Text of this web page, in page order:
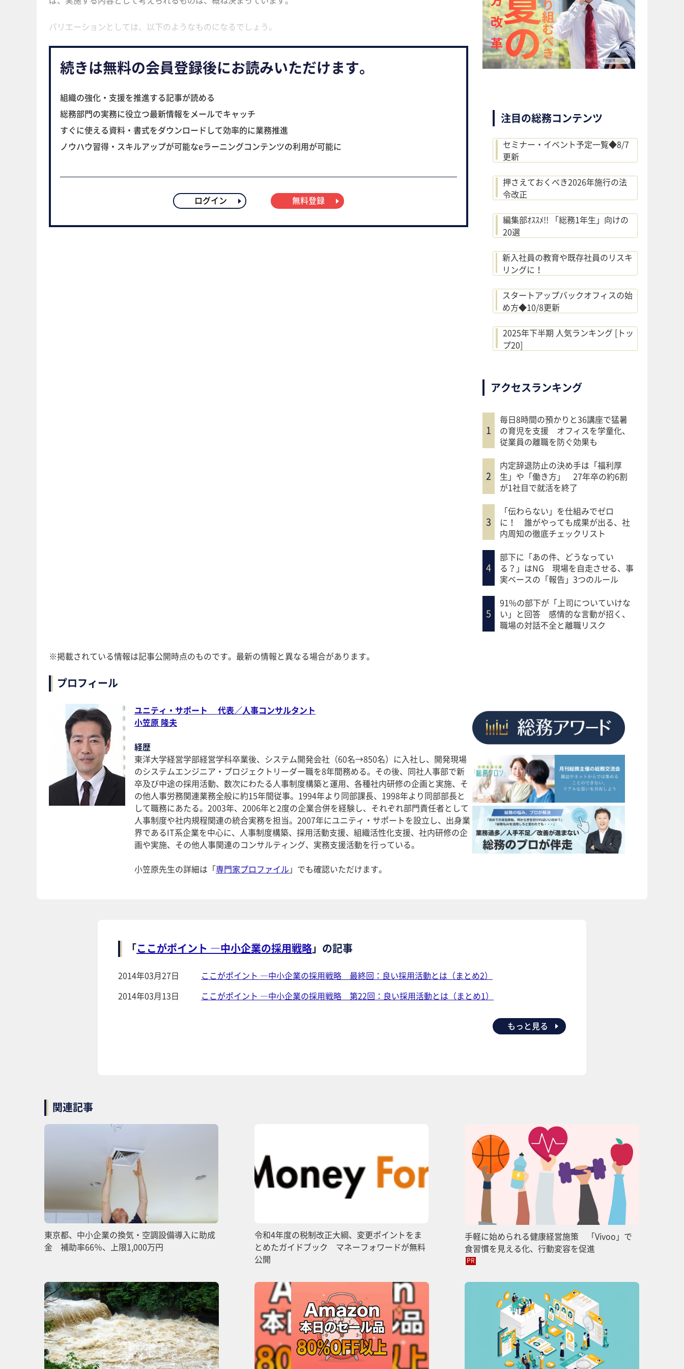
注目の総務コンテンツ
セミナー・イベント予定一覧◆8/7
更新
押さえておくべき2026年施行の法
令改正
編集部ｵｽｽﾒ!! 「総務1年生」向けの
20選
新入社員の教育や既存社員のリスキ
リングに！
スタートアップバックオフィスの始
め方◆10/8更新
2025年下半期 人気ランキング [トッ
プ20]
アクセスランキング
毎日8時間の預かりと36講座で猛暑
の育児を支援 オフィスを学童化、
従業員の離職を防ぐ効果も
内定辞退防止の決め手は「福利厚
生」や「働き方」 27年卒の約6割
が1社目で就活を終了
「伝わらない」を仕組みでゼロ
に！ 誰がやっても成果が出る、社
内周知の徹底チェックリスト
部下に「あの件、どうなってい
る？」はNG 現場を自走させる、事
実ベースの「報告」3つのルール
91%の部下が「上司についていけな
い」と回答 感情的な言動が招く、
職場の対話不全と離職リスク
バリエーションとしては、以下のようなものになるでしょう。
続きは無料の会員登録後にお読みいただけます。
組織の強化・支援を推進する記事が読める
総務部門の実務に役立つ最新情報をメールでキャッチ
すぐに使える資料・書式をダウンロードして効率的に業務推進
ノウハウ習得・スキルアップが可能なeラーニングコンテンツの利用が可能に
ログイン 無料登録
※掲載されている情報は記事公開時点のものです。最新の情報と異なる場合があります。
プロフィール
ユニティ・サポート 代表／人事コンサルタント
小笠原 隆夫
経歴
東洋大学経営学部経営学科卒業後、システム開発会社（60名→850名）に入社し、開発現場
のシステムエンジニア・プロジェクトリーダー職を8年間務める。その後、同社人事部で新
卒及び中途の採用活動、数次にわたる人事制度構築と運用、各種社内研修の企画と実施、そ
の他人事労務関連業務全般に約15年間従事。1994年より同部課長、1998年より同部部長と
して職務にあたる。2003年、2006年と2度の企業合併を経験し、それぞれ部門責任者として
人事制度や社内規程関連の統合実務を担当。2007年にユニティ・サポートを設立し、出身業
界であるIT系企業を中心に、人事制度構築、採用活動支援、組織活性化支援、社内研修の企
画や実施、その他人事関連のコンサルティング、実務支援活動を行っている。
小笠原先生の詳細は「専門家プロファイル 」でも確認いただけます。
「ここがポイント ―中小企業の採用戦略」の記事
2014年03月27日
ここがポイント ―中小企業の採用戦略 最終回：良い採用活動とは（まとめ2）
2014年03月13日
ここがポイント ―中小企業の採用戦略 第22回：良い採用活動とは（まとめ1）
もっと見る
関連記事
東京都、中小企業の換気・空調設備導入に助成
金 補助率66％、上限1,000万円
令和4年度の税制改正大綱、変更ポイントをま
とめたガイドブック マネーフォワードが無料
公開
手軽に始められる健康経営施策 「Vivoo」で
食習慣を見える化、行動変容を促進
PR